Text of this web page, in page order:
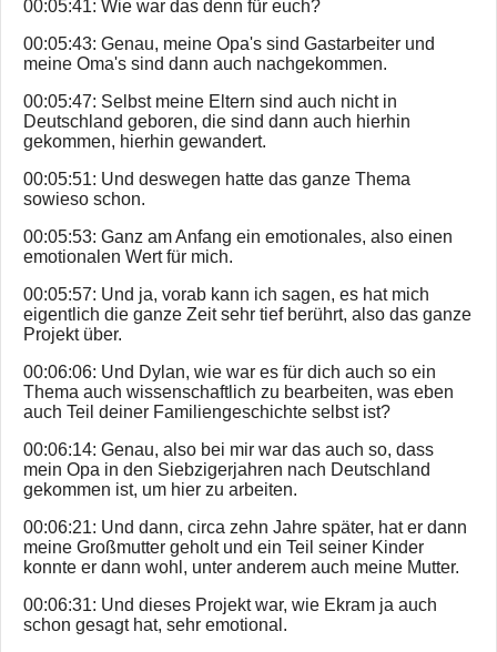
00:05:41: Wie war das denn für euch?
00:05:43: Genau, meine Opa's sind Gastarbeiter und
meine Oma's sind dann auch nachgekommen.
00:05:47: Selbst meine Eltern sind auch nicht in
Deutschland geboren, die sind dann auch hierhin
gekommen, hierhin gewandert.
00:05:51: Und deswegen hatte das ganze Thema
sowieso schon.
00:05:53: Ganz am Anfang ein emotionales, also einen
emotionalen Wert für mich.
00:05:57: Und ja, vorab kann ich sagen, es hat mich
eigentlich die ganze Zeit sehr tief berührt, also das ganze
Projekt über.
00:06:06: Und Dylan, wie war es für dich auch so ein
Thema auch wissenschaftlich zu bearbeiten, was eben
auch Teil deiner Familiengeschichte selbst ist?
00:06:14: Genau, also bei mir war das auch so, dass
mein Opa in den Siebzigerjahren nach Deutschland
gekommen ist, um hier zu arbeiten.
00:06:21: Und dann, circa zehn Jahre später, hat er dann
meine Großmutter geholt und ein Teil seiner Kinder
konnte er dann wohl, unter anderem auch meine Mutter.
00:06:31: Und dieses Projekt war, wie Ekram ja auch
schon gesagt hat, sehr emotional.